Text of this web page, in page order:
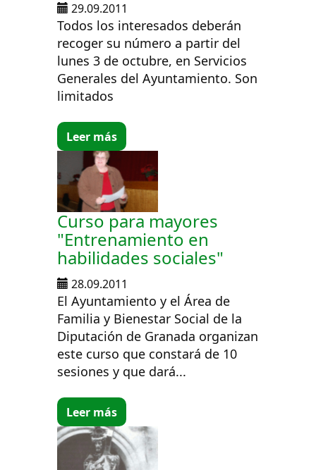
29.09.2011
Todos los interesados deberán
recoger su número a partir del
lunes 3 de octubre, en Servicios
Generales del Ayuntamiento. Son
limitados
Leer más
Curso para mayores
"Entrenamiento en
habilidades sociales"
28.09.2011
El Ayuntamiento y el Área de
Familia y Bienestar Social de la
Diputación de Granada organizan
este curso que constará de 10
sesiones y que dará...
Leer más